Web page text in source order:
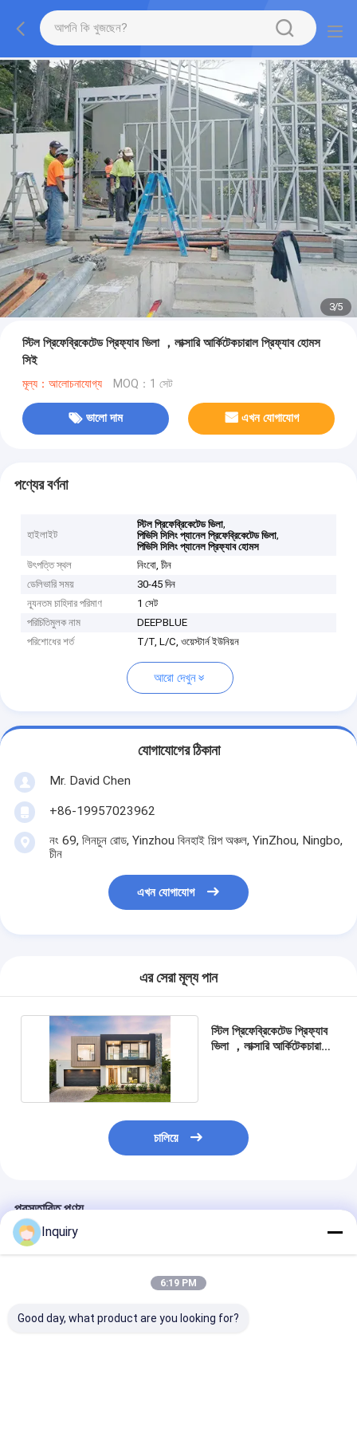
3/5
স্টিল প্রিফেব্রিকেটেড প্রিফ্যাব ভিলা ，লাক্সারি আর্কিটেকচারাল প্রিফ্যাব হোমস
সিই
মূল্য：আলোচনাযোগ্য MOQ：1 সেট
ভালো দাম এখন যোগাযোগ
পণ্যের বর্ণনা
হাইলাইট
স্টিল প্রিফেব্রিকেটেড ভিলা,
পিভিসি সিলিং প্যানেল প্রিফেব্রিকেটেড ভিলা,
পিভিসি সিলিং প্যানেল প্রিফ্যাব হোমস
উৎপত্তি স্থল
নিংবো, চীন
ডেলিভারি সময়
30-45 দিন
ন্যূনতম চাহিদার পরিমাণ
1 সেট
পরিচিতিমুলক নাম
DEEPBLUE
পরিশোধের শর্ত
T/T, L/C, ওয়েস্টার্ন ইউনিয়ন
আরো দেখুন
যোগাযোগের ঠিকানা
Mr. David Chen
+86-19957023962
নং 69, লিনচুন রোড, Yinzhou বিনহাই শিল্প অঞ্চল, YinZhou, Ningbo,
চীন
এখন যোগাযোগ
এর সেরা মূল্য পান
স্টিল প্রিফেব্রিকেটেড প্রিফ্যাব
ভিলা ，লাক্সারি আর্কিটেকচারাল
চালিয়ে
প্রস্তাবিত পণ্য
Inquiry
6:19 PM
Good day, what product are you looking for?